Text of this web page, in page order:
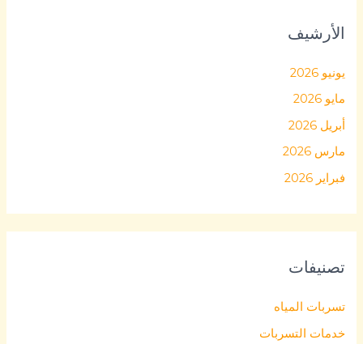
الأرشيف
يونيو 2026
مايو 2026
أبريل 2026
مارس 2026
فبراير 2026
تصنيفات
تسربات المياه
خدمات التسربات